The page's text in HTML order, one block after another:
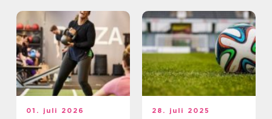
01. juli 2026 28. juli 2025